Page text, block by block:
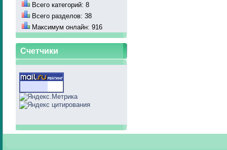
Всего категорий: 8
Всего разделов: 38
Максимум онлайн: 916
Счетчики